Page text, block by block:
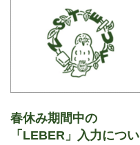
春休み期間中の
「LEBER」入力につい